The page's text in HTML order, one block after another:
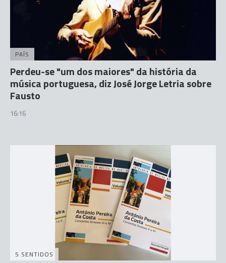
PAÍS
Perdeu-se "um dos maiores" da história da
música portuguesa, diz José Jorge Letria sobre
Fausto
16:16
5 SENTIDOS